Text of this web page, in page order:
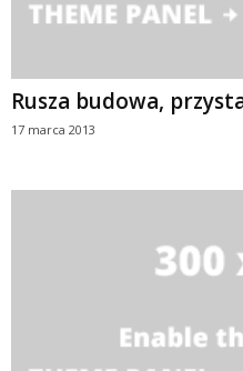
Rusza budowa,
17 marca 2013